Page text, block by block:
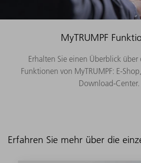
MyTRUMPF
Erhalten Sie einen Überblick
Funktionen von MyTRUMPF: E-
Download-Center.
Erfahren Sie mehr über die